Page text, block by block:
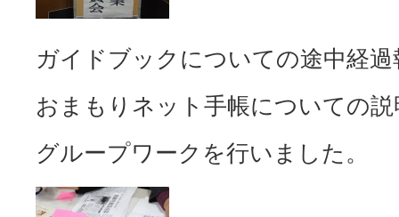
ガイドブックについての途中経
おまもりネット手帳についての説
グループワークを行いました。